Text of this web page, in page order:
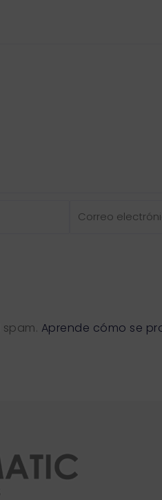
Correo
Aprende cómo se